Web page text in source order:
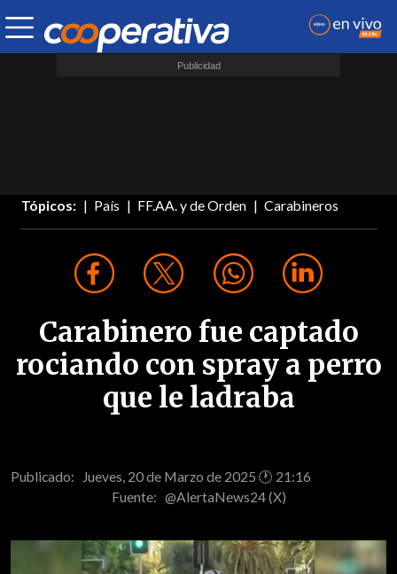
Tópicos: País FF.AA. y de Orden Carabineros
Carabinero fue captado
rociando con spray a perro
que le ladraba
Publicado: Jueves, 20 de Marzo de 2025 🕐 21:16
Fuente: @AlertaNews24 (X)